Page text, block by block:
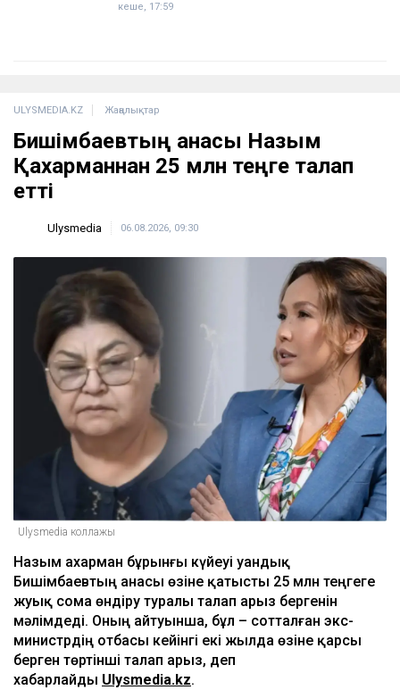
кеше, 17:59
ULYSMEDIA.KZ Жаңалықтар
Бишімбаевтың анасы Назым
Қахарманнан 25 млн теңге талап
етті
Ulysmedia 06.08.2026, 09:30
Ulysmedia коллажы
Назым Қахарман бұрынғы күйеуі Қуандық
Бишімбаевтың анасы өзіне қатысты 25 млн теңгеге
жуық сома өндіру туралы талап арыз бергенін
мәлімдеді. Оның айтуынша, бұл – сотталған экс-
министрдің отбасы кейінгі екі жылда өзіне қарсы
берген төртінші талап арыз, деп
хабарлайды Ulysmedia.kz.